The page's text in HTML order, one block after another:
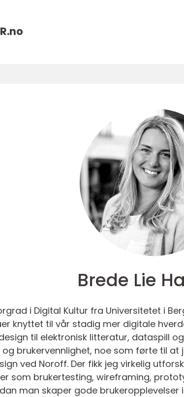
no
Brede Lie
i Digital Kultur fra Universitetet i
knyttet til vår stadig mer digitale
til elektronisk litteratur, dataspill
og brukervennlighet, noe som førte til
ved Noroff. Der fikk jeg virkelig
som brukertesting, wireframing,
man skaper gode